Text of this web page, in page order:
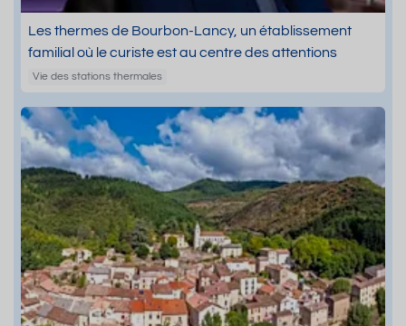
Les thermes de Bourbon-Lancy, un établissement
familial où le curiste est au centre des attentions
Vie des stations thermales